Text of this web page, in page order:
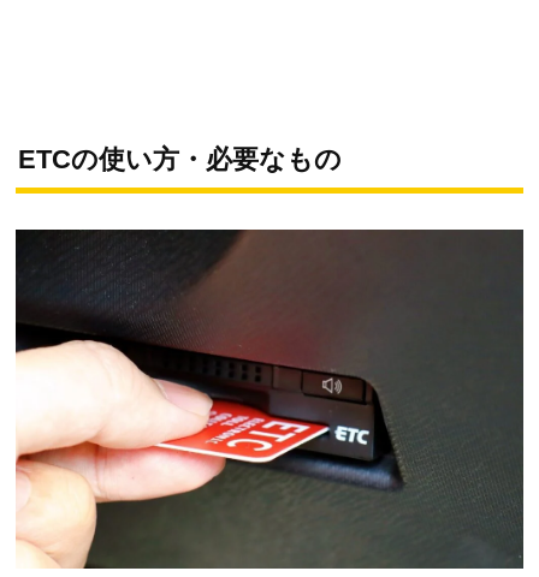
ETCの使い方・必要なもの